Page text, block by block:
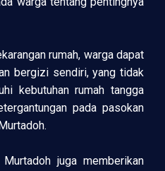
rumah, warga dapat
bergizi sendiri, yang tidak
kebutuhan rumah tangga
pada pasokan
juga memberikan